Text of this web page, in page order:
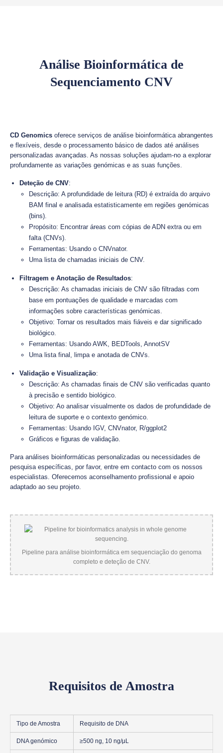
Análise Bioinformática de
Sequenciamento CNV
CD Genomics oferece serviços de análise bioinformática abrangentes
e flexíveis, desde o processamento básico de dados até análises
personalizadas avançadas. As nossas soluções ajudam-no a explorar
profundamente as variações genómicas e as suas funções.
Deteção de CNV:
Descrição: A profundidade de leitura (RD) é extraída do arquivo
BAM final e analisada estatisticamente em regiões genómicas
(bins).
Propósito: Encontrar áreas com cópias de ADN extra ou em
falta (CNVs).
Ferramentas: Usando o CNVnator.
Uma lista de chamadas iniciais de CNV.
Filtragem e Anotação de Resultados:
Descrição: As chamadas iniciais de CNV são filtradas com
base em pontuações de qualidade e marcadas com
informações sobre características genómicas.
Objetivo: Tornar os resultados mais fiáveis e dar significado
biológico.
Ferramentas: Usando AWK, BEDTools, AnnotSV
Uma lista final, limpa e anotada de CNVs.
Validação e Visualização:
Descrição: As chamadas finais de CNV são verificadas quanto
à precisão e sentido biológico.
Objetivo: Ao analisar visualmente os dados de profundidade de
leitura de suporte e o contexto genómico.
Ferramentas: Usando IGV, CNVnator, R/ggplot2
Gráficos e figuras de validação.
Para análises bioinformáticas personalizadas ou necessidades de
pesquisa específicas, por favor, entre em contacto com os nossos
especialistas. Oferecemos aconselhamento profissional e apoio
adaptado ao seu projeto.
Pipeline para análise bioinformática em sequenciação do genoma
completo e deteção de CNV.
Requisitos de Amostra
Tipo de Amostra Requisito de DNA
DNA genómico ≥500 ng, 10 ng/μL